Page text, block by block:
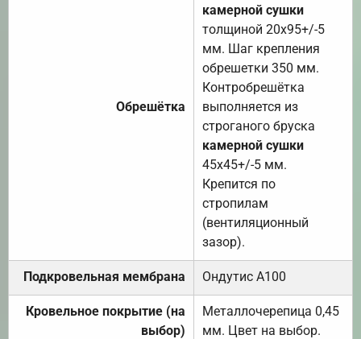
Обрешётка
камерной сушки
толщиной 20х95+/-5
мм. Шаг крепления
обрешетки 350 мм.
Контробрешётка
выполняется из
строганого бруска
камерной сушки
45х45+/-5 мм.
Крепится по
стропилам
(вентиляционный
зазор).
Подкровельная мембрана Ондутис А100
Кровельное покрытие (на
выбор)
Металлочерепица 0,45
мм. Цвет на выбор.